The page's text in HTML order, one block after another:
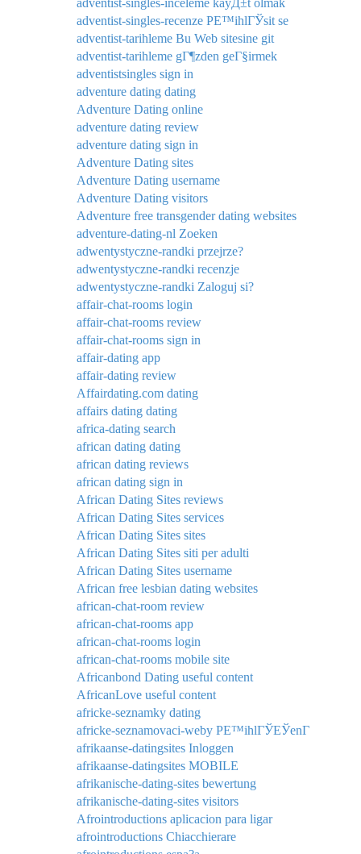
adventist-singles-inceleme kayД±t olmak
adventist-singles-recenze PЕ™ihlГЎsit se
adventist-tarihleme Bu Web sitesine git
adventist-tarihleme gГ¶zden geГ§irmek
adventistsingles sign in
adventure dating dating
Adventure Dating online
adventure dating review
adventure dating sign in
Adventure Dating sites
Adventure Dating username
Adventure Dating visitors
Adventure free transgender dating websites
adventure-dating-nl Zoeken
adwentystyczne-randki przejrze?
adwentystyczne-randki recenzje
adwentystyczne-randki Zaloguj si?
affair-chat-rooms login
affair-chat-rooms review
affair-chat-rooms sign in
affair-dating app
affair-dating review
Affairdating.com dating
affairs dating dating
africa-dating search
african dating dating
african dating reviews
african dating sign in
African Dating Sites reviews
African Dating Sites services
African Dating Sites sites
African Dating Sites siti per adulti
African Dating Sites username
African free lesbian dating websites
african-chat-room review
african-chat-rooms app
african-chat-rooms login
african-chat-rooms mobile site
Africanbond Dating useful content
AfricanLove useful content
africke-seznamky dating
africke-seznamovaci-weby PЕ™ihlГЎЕЎenГ­
afrikaanse-datingsites Inloggen
afrikaanse-datingsites MOBILE
afrikanische-dating-sites bewertung
afrikanische-dating-sites visitors
Afrointroductions aplicacion para ligar
afrointroductions Chiacchierare